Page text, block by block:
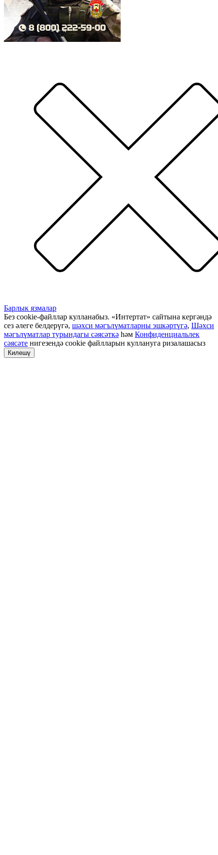
Барлык язмалар
Без cookie-файллар кулланабыз. «Интертат» сайтына кергәндә
сез әлеге белдерүгә, шәхси мәгълүматларны эшкәртүгә, Шәхси
мәгълүматлар турындагы сәясәткә һәм Конфиденциальлек
сәясәте нигезендә cookie файлларын куллануга ризалашасыз
Килешү